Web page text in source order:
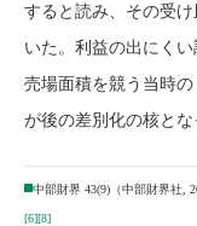
すると読み、その受
いた。利益の出にく
売場面積を競う当時
が後の差別化の核とな
中部財界 43(9)（中部財界社,
[6][8]